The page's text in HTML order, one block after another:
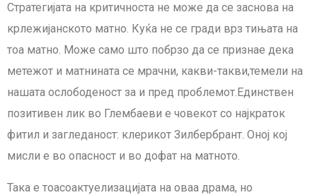
Стратегијата на критичноста не може да се заснова на
крлежијанското матно. Куќа не се гради врз тињата на
тоа матно. Може само што побрзо да се признае дека
метежот и матнината се мрачни, какви-такви,темели на
нашата ослободеност за и пред проблемот.Единствен
позитивен лик во Глембаеви е човекот со најкраток
фитил и загледаност: клерикот Зилбербрант. Оној кој
мисли е во опасност и во дофат на матното.
Така е тоасоактуелизацијата на оваа драма, но